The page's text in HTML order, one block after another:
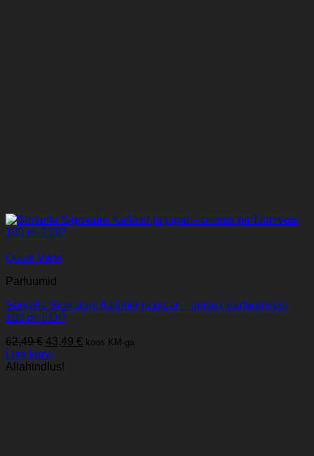
Quick View
Parfuumid
Sorvella Signature Kašmiir ja pipar – unisex parfüümvesi
100 ml EDP
62,49€ Algne
hind
oli:
43,49 € Praegune
koos KM-ga
Lisa korvi
Allahindlus!